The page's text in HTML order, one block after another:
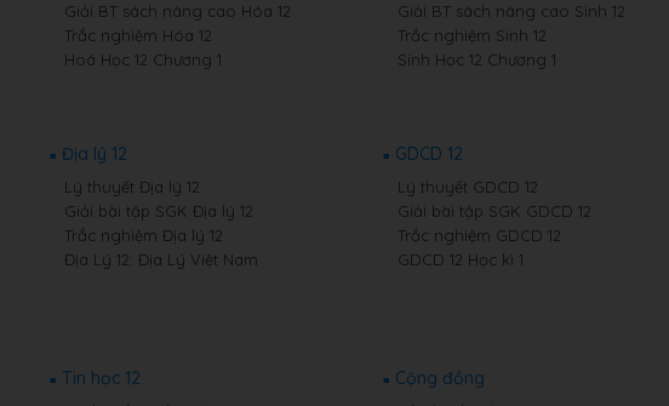
Giải BT sách nâng cao Hóa 12
Trắc nghiệm Hóa 12
Hoá Học 12 Chương 1
Giải BT sách nâng cao Sinh 12
Trắc nghiệm Sinh 12
Sinh Học 12 Chương 1
Địa lý 12
Lý thuyết Địa lý 12
Giải bài tập SGK Địa lý 12
Trắc nghiệm Địa lý 12
Địa Lý 12: Địa Lý Việt Nam
GDCD 12
Lý thuyết GDCD 12
Giải bài tập SGK GDCD 12
Trắc nghiệm GDCD 12
GDCD 12 Học kì 1
Tin học 12 Cộng đồng